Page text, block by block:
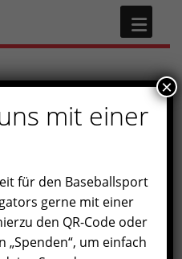
mit einer
für den Baseballsport
gerne mit einer
den QR-Code oder
um einfach
×